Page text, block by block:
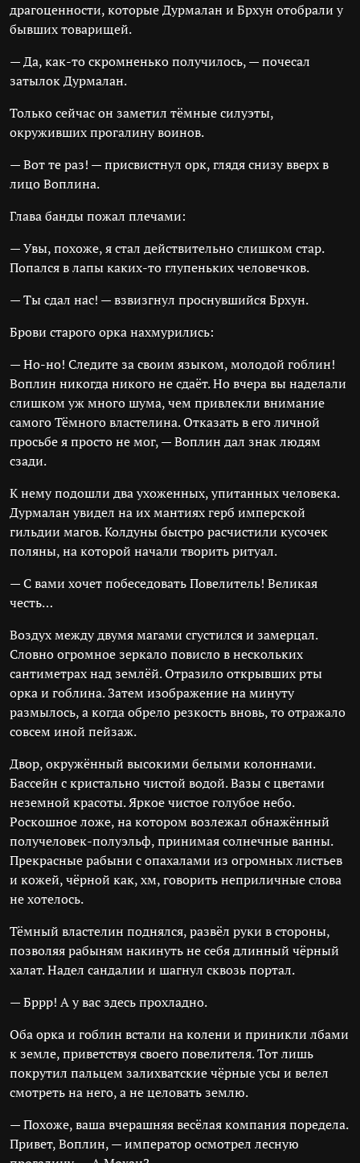
драгоценности, которые Дурмалан и Брхун отобрали у
бывших товарищей.
— Да, как-то скромненько получилось, — почесал
затылок Дурмалан.
Только сейчас он заметил тёмные силуэты,
окруживших прогалину воинов.
— Вот те раз! — присвистнул орк, глядя снизу вверх в
лицо Воплина.
Глава банды пожал плечами:
— Увы, похоже, я стал действительно слишком стар.
Попался в лапы каких-то глупеньких человечков.
— Ты сдал нас! — взвизгнул проснувшийся Брхун.
Брови старого орка нахмурились:
— Но-но! Следите за своим языком, молодой гоблин!
Воплин никогда никого не сдаёт. Но вчера вы наделали
слишком уж много шума, чем привлекли внимание
самого Тёмного властелина. Отказать в его личной
просьбе я просто не мог, — Воплин дал знак людям
сзади.
К нему подошли два ухоженных, упитанных человека.
Дурмалан увидел на их мантиях герб имперской
гильдии магов. Колдуны быстро расчистили кусочек
поляны, на которой начали творить ритуал.
— С вами хочет побеседовать Повелитель! Великая
честь…
Воздух между двумя магами сгустился и замерцал.
Словно огромное зеркало повисло в нескольких
сантиметрах над землёй. Отразило открывших рты
орка и гоблина. Затем изображение на минуту
размылось, а когда обрело резкость вновь, то отражало
совсем иной пейзаж.
Двор, окружённый высокими белыми колоннами.
Бассейн с кристально чистой водой. Вазы с цветами
неземной красоты. Яркое чистое голубое небо.
Роскошное ложе, на котором возлежал обнажённый
получеловек-полуэльф, принимая солнечные ванны.
Прекрасные рабыни с опахалами из огромных листьев
и кожей, чёрной как, хм, говорить неприличные слова
не хотелось.
Тёмный властелин поднялся, развёл руки в стороны,
позволяя рабыням накинуть не себя длинный чёрный
халат. Надел сандалии и шагнул сквозь портал.
— Бррр! А у вас здесь прохладно.
Оба орка и гоблин встали на колени и приникли лбами
к земле, приветствуя своего повелителя. Тот лишь
покрутил пальцем залихватские чёрные усы и велел
смотреть на него, а не целовать землю.
— Похоже, ваша вчерашняя весёлая компания поредела.
Привет, Воплин, — император осмотрел лесную